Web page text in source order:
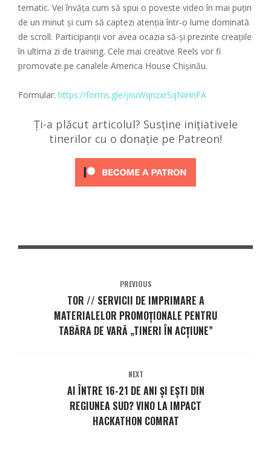
tematic. Vei învăța cum să spui o poveste video în mai puțin
de un minut și cum să captezi atenția într-o lume dominată
de scroll. Participanții vor avea ocazia să-și prezinte creațiile
în ultima zi de training. Cele mai creative Reels vor fi
promovate pe canalele America House Chișinău.
Formular: https://forms.gle/jnuWqnzxrSqNiHnFA
Ți-a plăcut articolul? Susține inițiativele
tinerilor cu o donație pe Patreon!
PREVIOUS
TOR // SERVICII DE IMPRIMARE A
MATERIALELOR PROMOȚIONALE PENTRU
TABĂRA DE VARĂ „TINERI ÎN ACȚIUNE”
NEXT
AI ÎNTRE 16-21 DE ANI ȘI EȘTI DIN
REGIUNEA SUD? VINO LA IMPACT
HACKATHON COMRAT